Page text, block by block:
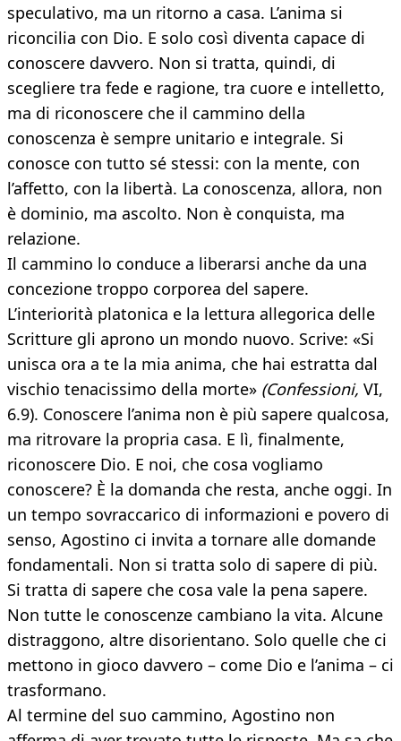
speculativo, ma un ritorno a casa. L’anima si
riconcilia con Dio. E solo così diventa capace di
conoscere davvero. Non si tratta, quindi, di
scegliere tra fede e ragione, tra cuore e intelletto,
ma di riconoscere che il cammino della
conoscenza è sempre unitario e integrale. Si
conosce con tutto sé stessi: con la mente, con
l’affetto, con la libertà. La conoscenza, allora, non
è dominio, ma ascolto. Non è conquista, ma
relazione.
Il cammino lo conduce a liberarsi anche da una
concezione troppo corporea del sapere.
L’interiorità platonica e la lettura allegorica delle
Scritture gli aprono un mondo nuovo. Scrive: «Si
unisca ora a te la mia anima, che hai estratta dal
vischio tenacissimo della morte» (Confessioni, VI,
6.9). Conoscere l’anima non è più sapere qualcosa,
ma ritrovare la propria casa. E lì, finalmente,
riconoscere Dio. E noi, che cosa vogliamo
conoscere? È la domanda che resta, anche oggi. In
un tempo sovraccarico di informazioni e povero di
senso, Agostino ci invita a tornare alle domande
fondamentali. Non si tratta solo di sapere di più.
Si tratta di sapere che cosa vale la pena sapere.
Non tutte le conoscenze cambiano la vita. Alcune
distraggono, altre disorientano. Solo quelle che ci
mettono in gioco davvero – come Dio e l’anima – ci
trasformano.
Al termine del suo cammino, Agostino non